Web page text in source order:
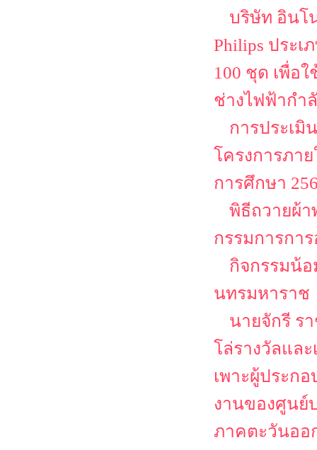
บริษัท อินโ
Philips ประเ
100 ชุด เพื่อ
ช่างไฟฟ้ากำ
การประเมิ
โครงการภา
การศึกษา
พิธีถวายผ้
กรรมการกา
กิจกรรมน้
นทรมหาราช
นายจักรี ร
โล่รางวัลแล
เพาะผู้ประก
งานของศูนย์
ภาคตะวันออ